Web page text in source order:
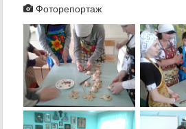
Фоторепортаж